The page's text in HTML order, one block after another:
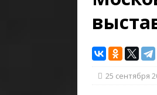
25 сентября